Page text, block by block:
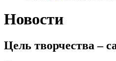
Новости
Цель творчества –